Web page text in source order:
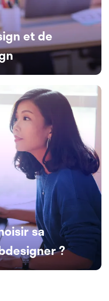
et de
sa
?